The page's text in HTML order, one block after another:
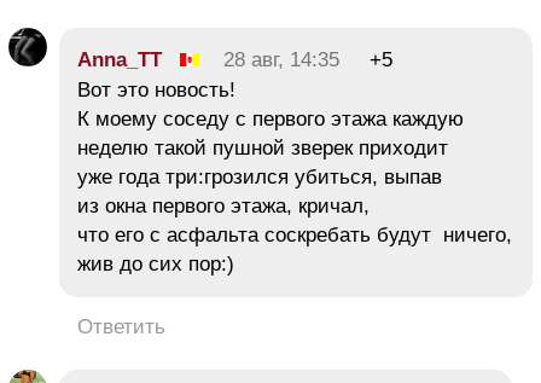
Anna_TT 28 авг, 14:35
+5
Вот это новость!
К моему соседу с первого этажа каждую
неделю такой пушной зверек приходит
уже года три:грозился убиться, выпав
из окна первого этажа, кричал,
что его с асфальта соскребать будут ничего,
жив до сих пор:)
Ответить